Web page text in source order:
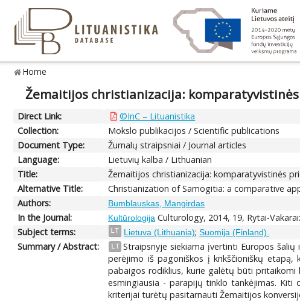
Home
Žemaitijos christianizacija:
Direct Link:
©InC – Lituanistika
Collection:
Mokslo publikacijos / Scientific publications
Document Type:
Žurnalų straipsniai / Journal articles
Language:
Lietuvių kalba / Lithuanian
Title:
Žemaitijos christianizacija: komparatyvistinės
Alternative Title:
Christianization of Samogitia: a comparative
Authors:
Bumblauskas, Mangirdas
In the Journal: Kultūrologija Culturology, 2014, 19, Rytai-
Subject terms:
LT Lietuva (Lithuania);Suomija (Finland).
Summary / Abstract: LT Straipsnyje siekiama įvertinti Europos
perėjimo iš pagoniškos į krikščioniškų etapą,
pabaigos rodiklius, kurie galėtų būti pritaikomi
esmingiausia - parapijų tinklo tankėjimas. Kiti
kriterijai turėtų pasitarnauti Žemaitijos